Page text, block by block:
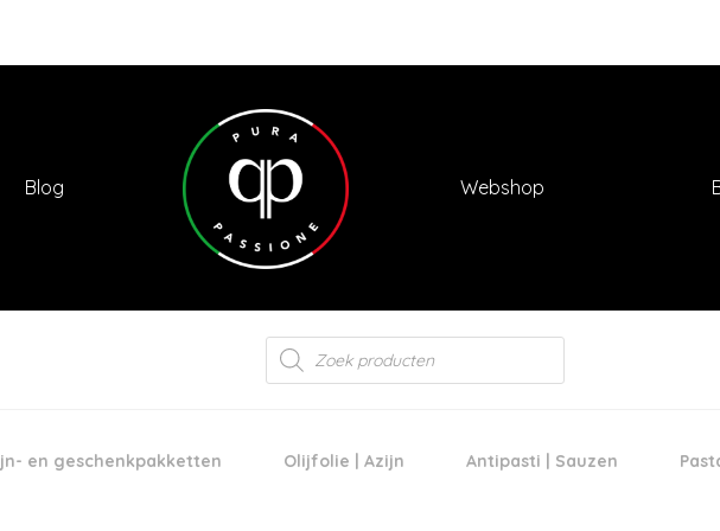
Blog Webshop
Products
search
en geschenkpakketten Olijfolie | Azijn Antipasti | Sauzen